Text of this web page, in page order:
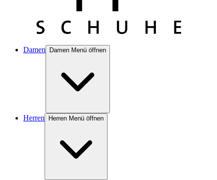
Damen Damen Menü öffnen
Herren Herren Menü öffnen